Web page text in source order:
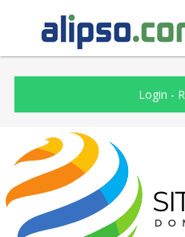
Login -